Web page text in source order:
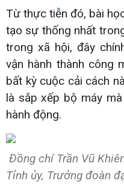
Từ thực tiễn đó, bài
tạo sự thống nhất
trong xã hội, đây
vận hành thành công
bất kỳ cuộc cải cách
là sắp xếp bộ máy
hành động.
Đồng chí Trần Vũ
Tỉnh ủy, Trưởng đoàn